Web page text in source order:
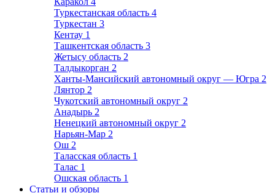
Туркестанская область 4
Туркестан 3
Кентау 1
Ташкентская область 3
Жетысу область 2
Талдыкорган 2
Ханты-Мансийский автономный округ — Югра 2
Лянтор 2
Чукотский автономный округ 2
Анадырь 2
Ненецкий автономный округ 2
Нарьян-Мар 2
Ош 2
Таласская область 1
Талас 1
Ошская область 1
Статьи и обзоры